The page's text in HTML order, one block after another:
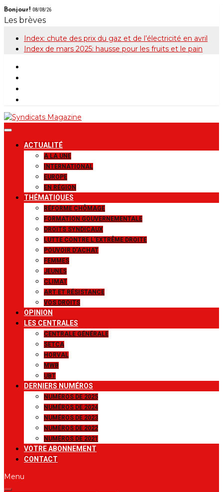
Skip
to
Bonjour! 08/08/26
Les brèves
Index: chute des prix du gaz et de l’électricité en avril
Index de mars 2025: hausse pour les fruits et le pain
Syndicats
Magazine
Le magazine de la FGTB
ACTUALITÉ
A LA UNE
INTERNATIONAL
EUROPE
EN RÉGION
THÉMATIQUES
RÉFORME CHÔMAGE
FORMATION GOUVERNEMENTALE
DROITS SYNDICAUX
LUTTE CONTRE L’EXTRÊME DROITE
POUVOIR D’ACHAT
FEMMES
JEUNES
CLIMAT
ART ET RÉSISTANCE
VOS DROITS
OPINION
LES CENTRALES
CENTRALE GÉNÉRALE
SETCA
HORVAL
MWB
UBT
DERNIERS NUMÉROS
NUMÉROS DE 2025
NUMÉROS DE 2024
NUMÉROS DE 2023
NUMÉROS DE 2022
NUMÉROS DE 2021
VOTRE ABONNEMENT
CONTACT
Menu